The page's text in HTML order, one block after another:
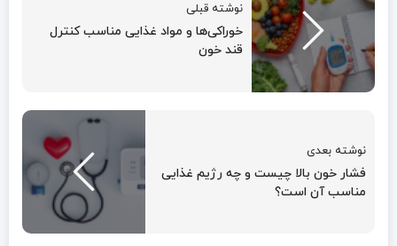
نوشته قبلی
خوراکی‌ها و مواد غذایی مناسب کنترل
قند خون
نوشته بعدی
فشار خون بالا چیست و چه رژیم غذایی
مناسب آن است؟